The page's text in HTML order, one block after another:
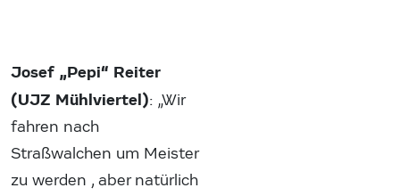
Josef „Pepi“ Reiter
(UJZ Mühlviertel): „Wir
fahren nach
Straßwalchen um Meister
zu werden , aber natürlich